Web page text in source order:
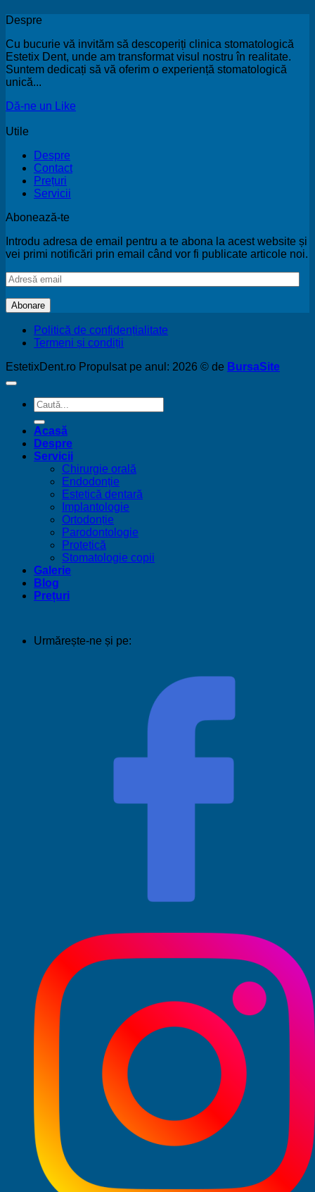
Ghid
Despre
Cu bucurie vă invităm să descoperiți clinica stomatologică
Estetix Dent, unde am transformat visul nostru în realitate.
Suntem dedicați să vă oferim o experiență stomatologică
unică...
Dă-ne un Like
Utile
Despre
Contact
Prețuri
Servicii
Abonează-te
Introdu adresa de email pentru a te abona la acest website și
vei primi notificări prin email când vor fi publicate articole noi.
Adresă
email
Abonare
Politică de confidențialitate
Termeni și condiții
EstetixDent.ro Propulsat pe anul: 2026 © de BursaSite
Acasă
Despre
Servicii
Chirurgie orală
Endodonție
Estetică dentară
Implantologie
Ortodonție
Parodontologie
Protetică
Stomatologie copii
Galerie
Blog
Prețuri
Urmărește-ne și pe: